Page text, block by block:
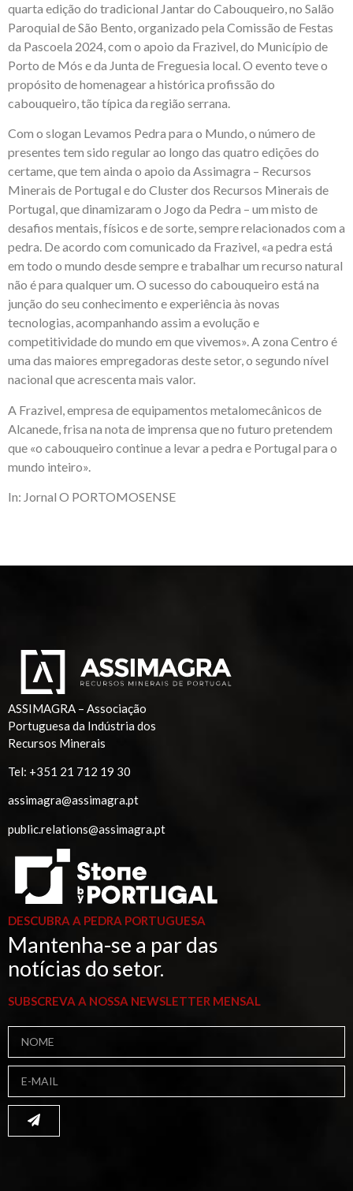
quarta edição do tradicional Jantar do Cabouqueiro, no Salão
Paroquial de São Bento, organizado pela Comissão de Festas
da Pascoela 2024, com o apoio da Frazivel, do Município de
Porto de Mós e da Junta de Freguesia local. O evento teve o
propósito de homenagear a histórica profissão do
cabouqueiro, tão típica da região serrana.
Com o slogan Levamos Pedra para o Mundo, o número de
presentes tem sido regular ao longo das quatro edições do
certame, que tem ainda o apoio da Assimagra – Recursos
Minerais de Portugal e do Cluster dos Recursos Minerais de
Portugal, que dinamizaram o Jogo da Pedra – um misto de
desafios mentais, físicos e de sorte, sempre relacionados com a
pedra. De acordo com comunicado da Frazivel, «a pedra está
em todo o mundo desde sempre e trabalhar um recurso natural
não é para qualquer um. O sucesso do cabouqueiro está na
junção do seu conhecimento e experiência às novas
tecnologias, acompanhando assim a evolução e
competitividade do mundo em que vivemos». A zona Centro é
uma das maiores empregadoras deste setor, o segundo nível
nacional que acrescenta mais valor.
A Frazivel, empresa de equipamentos metalomecânicos de
Alcanede, frisa na nota de imprensa que no futuro pretendem
que «o cabouqueiro continue a levar a pedra e Portugal para o
mundo inteiro».
In: Jornal O PORTOMOSENSE
ASSIMAGRA – Associação
Portuguesa da Indústria dos
Recursos Minerais
Tel: +351 21 712 19 30
assimagra@assimagra.pt
public.relations@assimagra.pt
DESCUBRA A PEDRA PORTUGUESA
Mantenha-se a par das
notícias do setor.
SUBSCREVA A NOSSA NEWSLETTER MENSAL